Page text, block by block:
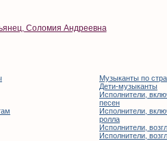
Соломия Андреевна
Музыканты по
Дети-музыканты
Исполнители,
песен
Исполнители,
ролла
Исполнители,
Исполнители,